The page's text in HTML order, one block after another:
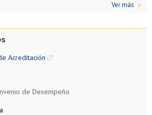
Ver más
Acreditación
de Desempeño